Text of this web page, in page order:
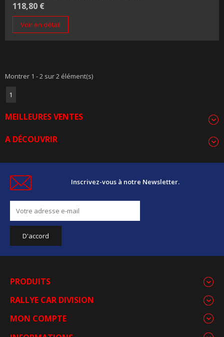
118,80 €
Voir en détail
Montrer 1 - 2 sur 2 élément(s)
1
MEILLEURES VENTES
A DÉCOUVRIR
Inscrivez-vous à notre Newsletter.
PRODUITS
RALLYE CAR DIVISION
MON COMPTE